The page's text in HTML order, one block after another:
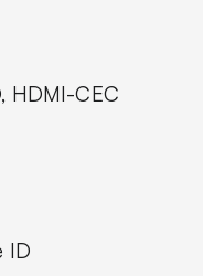
HDMI-CEC
ID